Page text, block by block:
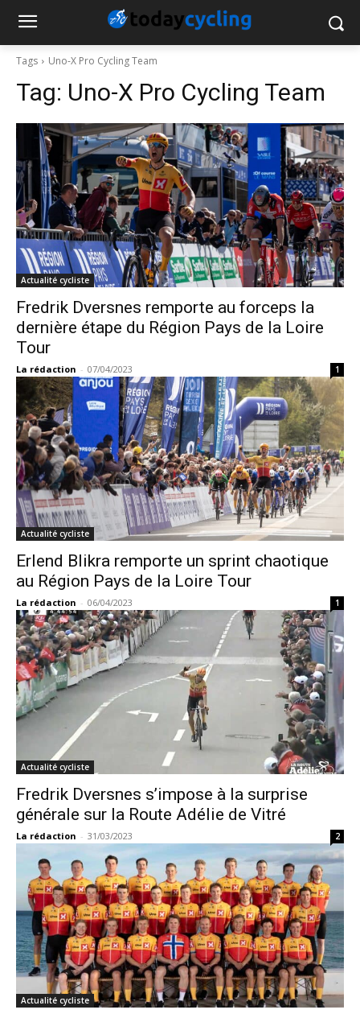
Tags Uno-X Pro Cycling Team
Tag: Uno-X Pro Cycling Team
Actualité cycliste
Fredrik Dversnes remporte au forceps la
dernière étape du Région Pays de la Loire
Tour
La rédaction - 07/04/2023 1
Actualité cycliste
Erlend Blikra remporte un sprint chaotique
au Région Pays de la Loire Tour
La rédaction - 06/04/2023 1
Actualité cycliste
Fredrik Dversnes s’impose à la surprise
générale sur la Route Adélie de Vitré
La rédaction - 31/03/2023 2
Actualité cycliste